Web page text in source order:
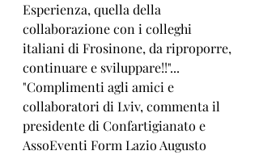
Esperienza, quella della
collaborazione con i colleghi
italiani di Frosinone, da riproporre,
continuare e sviluppare!!"...
"Complimenti agli amici e
collaboratori di Lviv, commenta il
presidente di Confartigianato e
AssoEventi Form Lazio Augusto